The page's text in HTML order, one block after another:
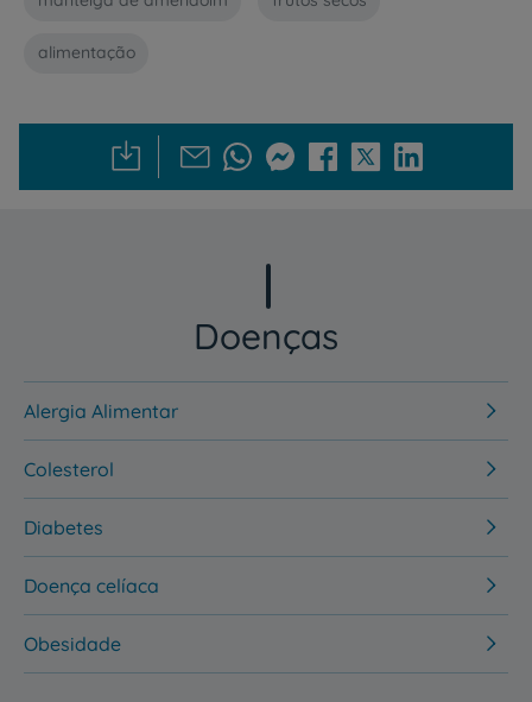
alimentação
Doenças
Alergia Alimentar
Colesterol
Diabetes
Doença celíaca
Obesidade